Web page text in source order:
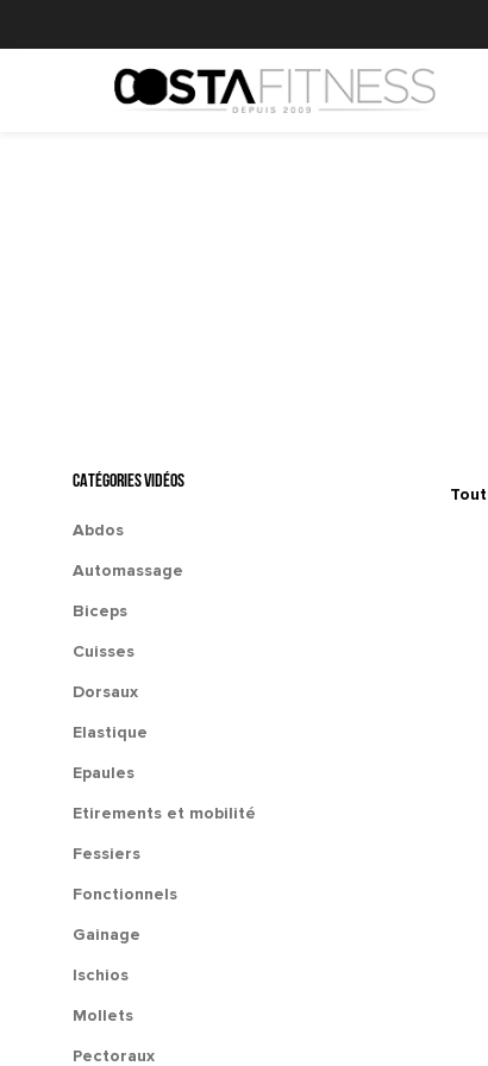
CATÉGORIES VIDÉOS
Abdos
Automassage
Biceps
Cuisses
Dorsaux
Elastique
Epaules
Etirements et mobilité
Fessiers
Fonctionnels
Gainage
Ischios
Mollets
Pectoraux
Tout